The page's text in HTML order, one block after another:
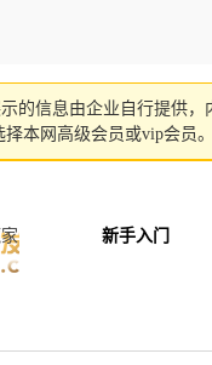
的信息由企业自行提供
本网高级会员或vip会员。
新手入门